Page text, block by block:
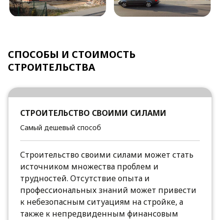
СПОСОБЫ И СТОИМОСТЬ
СТРОИТЕЛЬСТВА
СТРОИТЕЛЬСТВО СВОИМИ СИЛАМИ
Самый дешевый способ
Строительство своими силами может стать
источником множества проблем и
трудностей. Отсутствие опыта и
профессиональных знаний может привести
к небезопасным ситуациям на стройке, а
также к непредвиденным финансовым